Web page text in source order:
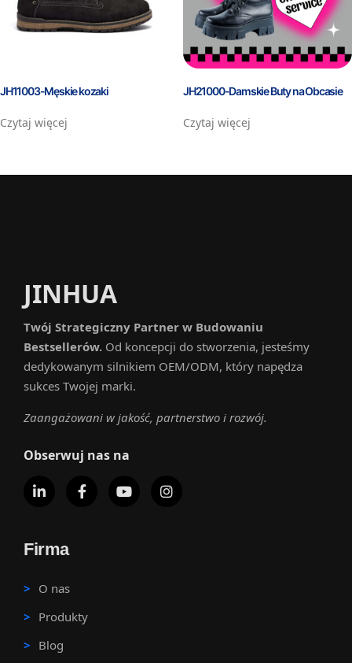
JH11003-Męskie kozaki
Czytaj więcej
JH21000-Damskie Buty na Obcasie
Czytaj więcej
JINHUA
Twój Strategiczny Partner w Budowaniu
Bestsellerów. Od koncepcji do stworzenia, jesteśmy
dedykowanym silnikiem OEM/ODM, który napędza
sukces Twojej marki.
Zaangażowani w jakość, partnerstwo i rozwój.
Obserwuj nas na
Firma
O nas
Produkty
Blog